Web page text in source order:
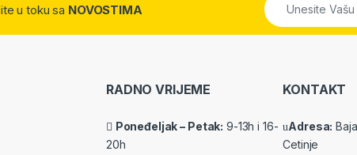
u toku sa NOVOSTIMA
RADNO VRIJEME
Poneđeljak – Petak: 9-13h i 16-
20h
KONTAKT
Adresa:
Cetinje